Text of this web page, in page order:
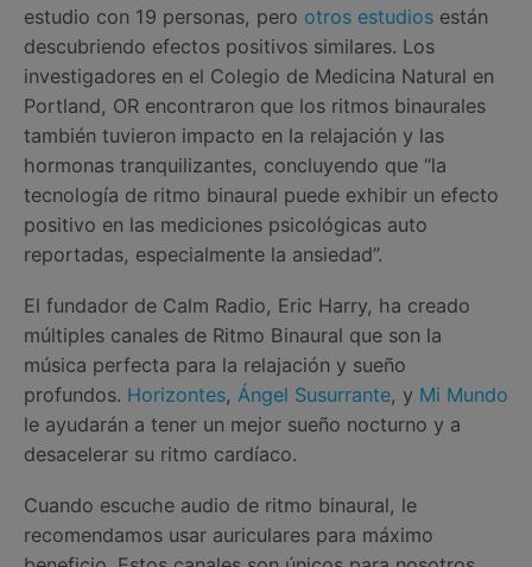
estudio con 19 personas, pero otros estudios están
descubriendo efectos positivos similares. Los
investigadores en el Colegio de Medicina Natural en
Portland, OR encontraron que los ritmos binaurales
también tuvieron impacto en la relajación y las
hormonas tranquilizantes, concluyendo que “la
tecnología de ritmo binaural puede exhibir un efecto
positivo en las mediciones psicológicas auto
reportadas, especialmente la ansiedad”.
El fundador de Calm Radio, Eric Harry, ha creado
múltiples canales de Ritmo Binaural que son la
música perfecta para la relajación y sueño
profundos. Horizontes, Ángel Susurrante, y Mi Mundo
le ayudarán a tener un mejor sueño nocturno y a
desacelerar su ritmo cardíaco.
Cuando escuche audio de ritmo binaural, le
recomendamos usar auriculares para máximo